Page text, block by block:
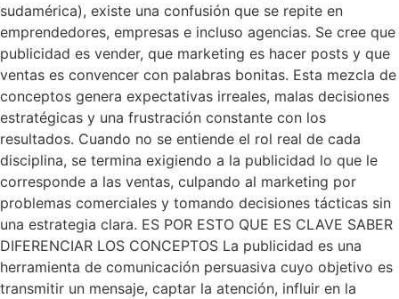
sudamérica), existe una confusión que se repite en
emprendedores, empresas e incluso agencias. Se cree que
publicidad es vender, que marketing es hacer posts y que
ventas es convencer con palabras bonitas. Esta mezcla de
conceptos genera expectativas irreales, malas decisiones
estratégicas y una frustración constante con los
resultados. Cuando no se entiende el rol real de cada
disciplina, se termina exigiendo a la publicidad lo que le
corresponde a las ventas, culpando al marketing por
problemas comerciales y tomando decisiones tácticas sin
una estrategia clara. ES POR ESTO QUE ES CLAVE SABER
DIFERENCIAR LOS CONCEPTOS La publicidad es una
herramienta de comunicación persuasiva cuyo objetivo es
transmitir un mensaje, captar la atención, influir en la